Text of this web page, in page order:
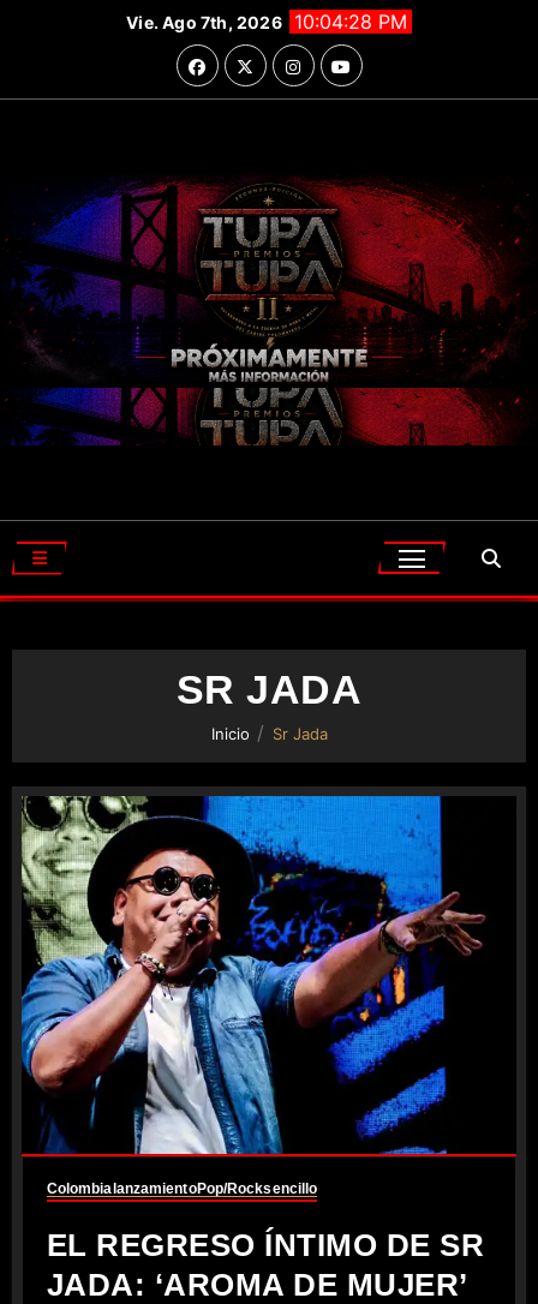
Vie. Ago 7th, 2026 10:04:29 PM
SR JADA
Inicio Sr Jada
ColombialanzamientoPop/Rocksencillo
EL REGRESO ÍNTIMO DE SR
JADA: ‘AROMA DE MUJER’